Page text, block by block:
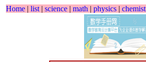
Home | list | science | math | physics |